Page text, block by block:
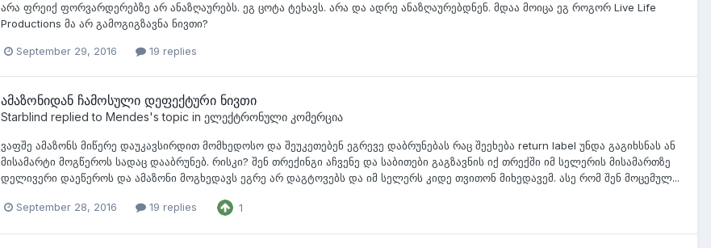
არა ფრეიქ ფორვარდერებზე არ ანაზღაურებს. ეგ ცოტა ტეხავს. არა და ადრე ანაზღაურებდნენ. მდაა მოიცა ეგ როგორ Live Life
Productions მა არ გამოგიგზავნა ნივთი?
September 29, 2016 19 replies
ამაზონიდან ჩამოსული დეფექტური ნივთი
Starblind replied to Mendes's topic in ელექტრონული კომერცია
ვაფშე ამაზონს მიწერე დაუკავსირდით მომხედოსო და შეუკეთებენ ეგრევე დაბრუნებას რაც შეეხება return label უნდა გაგიხსნას ან
მისამარტი მოგწეროს სადაც დააბრუნებ. რისკი? შენ თრექინგი აჩვენე და საბითები გაგზავნის იქ თრექში იმ სელერის მისამართზე
დელივერი დაეწეროს და ამაზონი მოგხედავს ეგრე არ დაგტოვებს და იმ სელერს კიდე თვითონ მიხედავემ. ასე რომ შენ მოცემულ...
September 28, 2016 19 replies 1